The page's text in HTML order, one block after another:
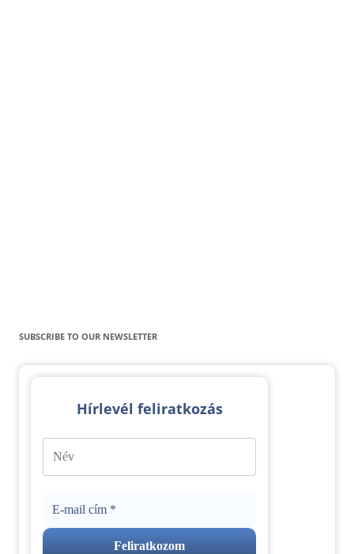
SUBSCRIBE TO OUR NEWSLETTER
Hírlevél feliratkozás